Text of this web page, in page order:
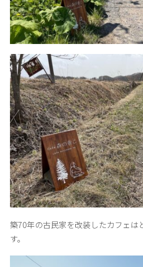
築70年の古民家を改装したカフェは
す。